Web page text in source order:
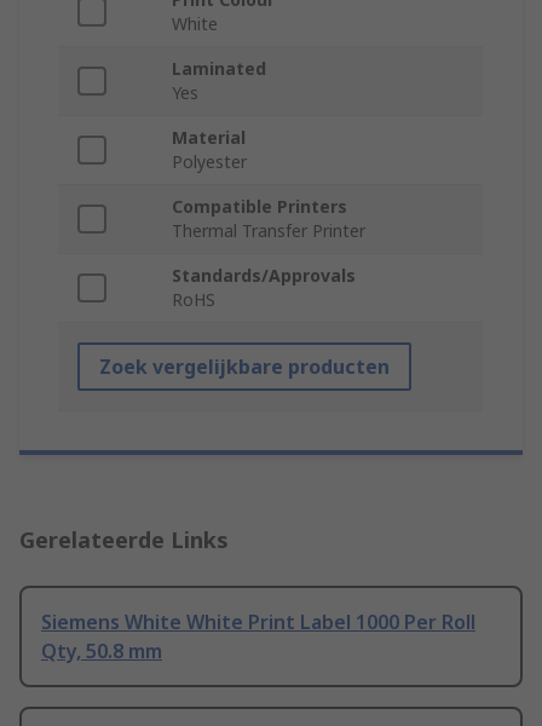
White
Laminated
Yes
Material
Polyester
Compatible Printers
Thermal Transfer Printer
Standards/Approvals
RoHS
Zoek vergelijkbare producten
Gerelateerde Links
Siemens White White Print Label 1000 Per Roll
Qty, 50.8 mm